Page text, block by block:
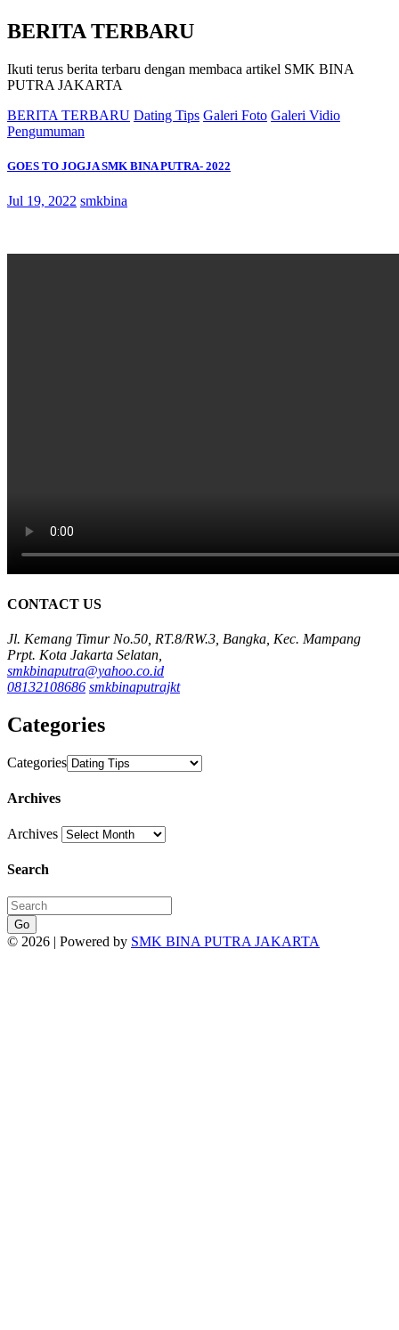
BERITA TERBARU
Ikuti terus berita terbaru dengan membaca artikel SMK BINA
PUTRA JAKARTA
BERITA TERBARU Dating Tips Galeri Foto Galeri Vidio
Pengumuman
GOES TO JOGJA SMK BINA PUTRA- 2022
Jul 19, 2022 smkbina
CONTACT US
Jl. Kemang Timur No.50, RT.8/RW.3, Bangka, Kec. Mampang
Prpt. Kota Jakarta Selatan,
smkbinaputra@yahoo.co.id
08132108686 smkbinaputrajkt
Categories
Categories
Archives
Archives
Search
Go
© 2026 | Powered by SMK BINA PUTRA JAKARTA